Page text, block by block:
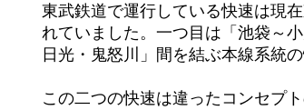
東武鉄道で運行している快速は現
れていました。一つ目は「池袋～
日光・鬼怒川」間を結ぶ本線系統
この二つの快速は違ったコンセプ